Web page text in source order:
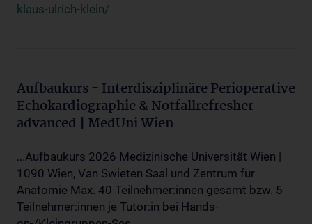
klaus-ulrich-klein/
Aufbaukurs - Interdisziplinäre Perioperative
Echokardiographie & Notfallrefresher
advanced | MedUni Wien
...Aufbaukurs 2026 Medizinische Universität Wien |
1090 Wien, Van Swieten Saal und Zentrum für
Anatomie Max. 40 Teilnehmer:innen gesamt bzw. 5
Teilnehmer:innen je Tutor:in bei Hands-